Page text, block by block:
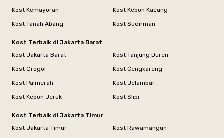
Kost Kemayoran
Kost Kebon Kacang
Kost Tanah Abang
Kost Sudirman
Kost Terbaik di Jakarta Barat
Kost Jakarta Barat
Kost Tanjung Duren
Kost Grogol
Kost Cengkareng
Kost Palmerah
Kost Jelambar
Kost Kebon Jeruk
Kost Slipi
Kost Terbaik di Jakarta Timur
Kost Jakarta Timur
Kost Rawamangun